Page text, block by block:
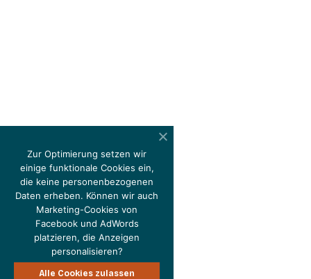
Zur Optimierung setzen wir
einige funktionale Cookies ein,
die keine personenbezogenen
Daten erheben. Können wir auch
Marketing-Cookies von
Facebook und AdWords
platzieren, die Anzeigen
personalisieren?
Alle Cookies zulassen